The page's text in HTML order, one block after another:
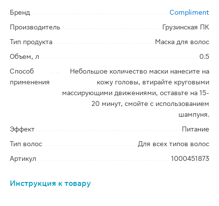
Бренд
Compliment
Производитель
Грузинская ПК
Тип продукта
Маска для волос
Объем, л
0.5
Способ
применения
Небольшое количество маски нанесите на
кожу головы, втирайте круговыми
массирующими движениями, оставьте на 15-
20 минут, смойте с использованием
шампуня.
Эффект
Питание
Тип волос
Для всех типов волос
Артикул
1000451873
Инструкция к товару